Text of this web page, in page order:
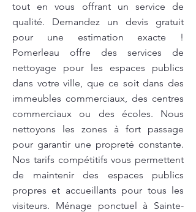
tout en vous offrant un service de
qualité. Demandez un devis gratuit
pour une estimation exacte !
Pomerleau offre des services de
nettoyage pour les espaces publics
dans votre ville, que ce soit dans des
immeubles commerciaux, des centres
commerciaux ou des écoles. Nous
nettoyons les zones à fort passage
pour garantir une propreté constante.
Nos tarifs compétitifs vous permettent
de maintenir des espaces publics
propres et accueillants pour tous les
visiteurs. Ménage ponctuel à Sainte-